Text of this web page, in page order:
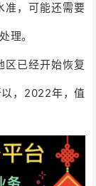
准，可能还需要
理。
区已经开始恢复
，2022年，值